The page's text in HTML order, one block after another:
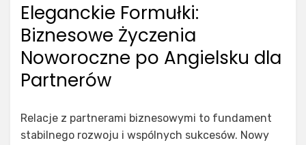
Eleganckie Formułki:
Biznesowe Życzenia
Noworoczne po Angielsku dla
Partnerów
Relacje z partnerami biznesowymi to fundament
stabilnego rozwoju i wspólnych sukcesów. Nowy